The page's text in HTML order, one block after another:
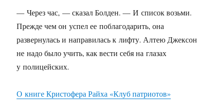
— Через час, — сказал Болден. — И список возьми.
Прежде чем он успел ее поблагодарить, она
развернулась и направилась к лифту. Алтею Джексон
не надо было учить, как вести себя на глазах
у полицейских.
О книге Кристофера Райха «Клуб патриотов»